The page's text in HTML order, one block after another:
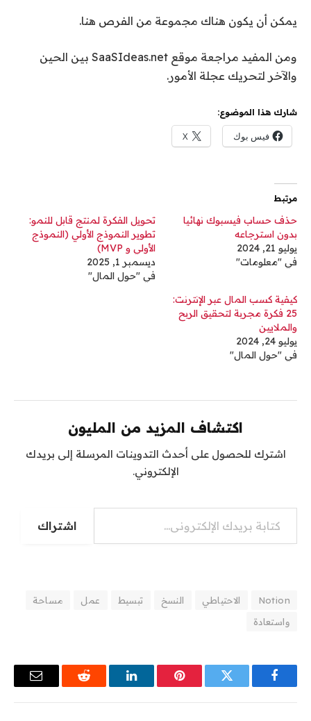
يمكن أن يكون هناك مجموعة من الفرص هنا.
ومن المفيد مراجعة موقع SaaSIdeas.net بين الحين
والآخر لتحريك عجلة الأمور.
شارك هذا الموضوع:
فيس بوك X
مرتبط
حذف حساب فيسبوك نهائيا
بدون استرجاعه
يوليو 21, 2024
في "معلومات"
تحويل الفكرة لمنتج قابل للنمو:
تطوير النموذج الأولي (النموذج
الأولي و MVP)
ديسمبر 1, 2025
في "حول المال"
كيفية كسب المال عبر الإنترنت:
25 فكرة مجربة لتحقيق الربح
والملايين
يوليو 24, 2024
في "حول المال"
اكتشاف المزيد من المليون
اشترك للحصول على أحدث التدوينات المرسلة إلى بريدك
الإلكتروني.
كتابة بريدك الإلكتروني...
اشتراك
Notion الاحتياطي النسخ تبسيط عمل
مساحة
واستعادة
فيسبوك تويتر بينتيريستلينكدإن رديت
البريد